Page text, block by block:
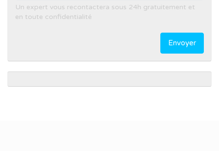
Un expert vous recontactera sous 24h gratuitement et
en toute confidentialité
Envoyer